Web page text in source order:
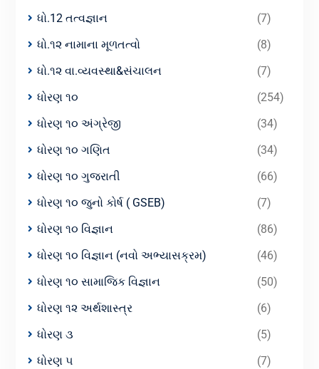
ધો.12 તત્વજ્ઞાન
(7)
ધો.૧૨ નામાના મૂળતત્વો
(8)
ધો.૧૨ વા.વ્યવસ્થા&સંચાલન
(7)
ધોરણ ૧૦
(254)
ધોરણ ૧૦ અંગ્રેજી
(34)
ધોરણ ૧૦ ગણિત
(34)
ધોરણ ૧૦ ગુજરાતી
(66)
ધોરણ ૧૦ જુનો કોર્ષ ( GSEB)
(7)
ધોરણ ૧૦ વિજ્ઞાન
(86)
ધોરણ ૧૦ વિજ્ઞાન (નવો અભ્યાસક્રમ)
(46)
ધોરણ ૧૦ સામાજિક વિજ્ઞાન
(50)
ધોરણ ૧૨ અર્થશાસ્ત્ર
(6)
ધોરણ ૩
(5)
ધોરણ ૫
(7)